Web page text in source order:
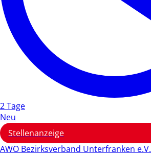
2 Tage
Neu
Stellenanzeige
AWO Bezirksverband Unterfranken e.V.